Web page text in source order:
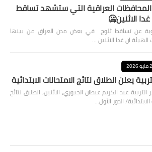
العراقية التي ستشهد تساقط
الاثنين🥶
عن تساقط ثلوج في بعض مدن العراق من بينها
يعلن انطلاق نتائج الامتحانات الابتدائية
التربية عبد الكريم عبطان الجبوري، الاثنين، انطلاق نتائج
الدور الأول…